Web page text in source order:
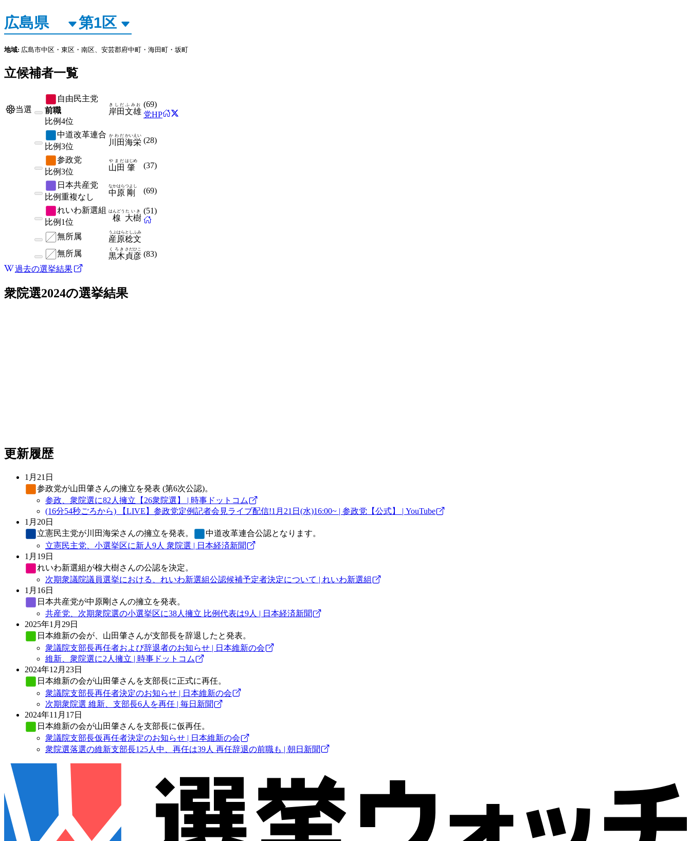
地域: 広島市中区・東区・南区、安芸郡府中町・海田町・坂町
立候補者一覧
当選
自由民主党
前職
比例4位
岸田
きしだ
文雄
ふみお (69)
党HP
中道改革連合
比例3位 川田
かわだ
海栄
かいえい
(28)
参政党
比例3位 山田
やまだ
肇
はじめ
(37)
日本共産党
比例重複なし 中原
なかはら
剛
つよし
(69)
れいわ新選組
比例 1位 楾
はんどう
大樹
たいき (51)
無所属 産原
うぶはら
稔文
としふみ
無所属 黒木
くろき
貞彦
さだひこ
(83)
過去の選挙結果
衆院選2024の選挙結果
更新履歴
1月21日
参政党が山田肇さんの擁立を発表 (第6次公認)。
参政、衆院選に82人擁立【26衆院選】 | 時事ドットコム
(16分54秒ごろから) 【LIVE】参政党定例記者会見ライブ配信!1月21日(水)16:00~ | 参政党【公式】 | YouTube
1月20日
立憲民主党が川田海栄さんの擁立を発表。 中道改革連合公認となります。
立憲民主党、小選挙区に新人9人 衆院選 | 日本経済新聞
1月19日
れいわ新選組が楾大樹さんの公認を決定。
次期衆議院議員選挙における、れいわ新選組公認候補予定者決定について | れいわ新選組
1月16日
日本共産党が中原剛さんの擁立を発表。
共産党、次期衆院選の小選挙区に38人擁立 比例代表は9人 | 日本経済新聞
2025年1月29日
日本維新の会が、山田肇さんが支部長を辞退したと発表。
衆議院支部長再任者および辞退者のお知らせ | 日本維新の会
維新、衆院選に2人擁立 | 時事ドットコム
2024年12月23日
日本維新の会が山田肇さんを支部長に正式に再任。
衆議院支部長再任者決定のお知らせ | 日本維新の会
次期衆院選 維新、支部長6人を再任 | 毎日新聞
2024年11月17日
日本維新の会が山田肇さんを支部長に仮再任。
衆議院支部長仮再任者決定のお知らせ | 日本維新の会
衆院選落選の維新支部長125人中、再任は39人 再任辞退の前職も | 朝日新聞